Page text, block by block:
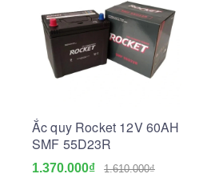
Ắc quy Rocket 12V 60AH
SMF 55D23R
1.370.000₫ 1.610.000₫